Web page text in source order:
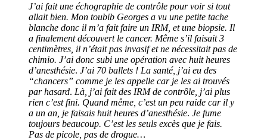
J’ai fait une échographie de contrôle pour voir si tout
allait bien. Mon toubib Georges a vu une petite tache
blanche donc il m’a fait faire un IRM, et une biopsie. Il
a finalement découvert le cancer. Même s’il faisait 3
centimètres, il n’était pas invasif et ne nécessitait pas de
chimio. J’ai donc subi une opération avec huit heures
d’anesthésie. J’ai 70 ballets ! La santé, j’ai eu des
“chancers” comme je les appelle car je les ai trouvés
par hasard. Là, j’ai fait des IRM de contrôle, j’ai plus
rien c’est fini. Quand même, c’est un peu raide car il y
a un an, je faisais huit heures d’anesthésie. Je fume
toujours beaucoup. C’est les seuls excès que je fais.
Pas de picole, pas de drogue…